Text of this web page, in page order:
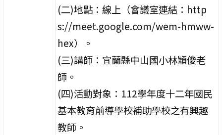
(二)地點：線上（會議室連結：http
s://meet.google.com/wem-hmww-
hex）。
(三)講師：宜蘭縣中山國小林穎俊老
師。
(四)活動對象：112學年度十二年國民
基本教育前導學校補助學校之有興趣
教師。